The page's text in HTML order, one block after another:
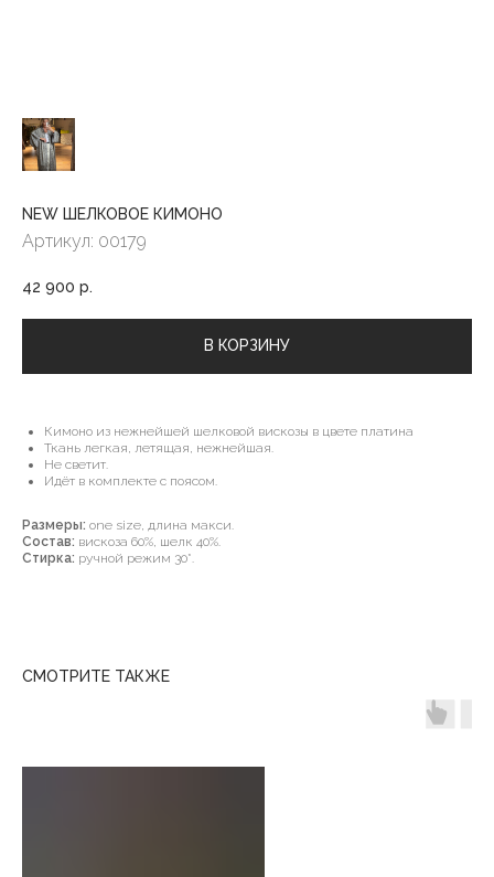
NEW ШЕЛКОВОЕ КИМОНО
Артикул: 00179
42 900 р.
В КОРЗИНУ
Кимоно из нежнейшей шелковой вискозы в цвете платина
Ткань легкая, летящая, нежнейшая.
Не светит.
Идёт в комплекте с поясом.
Размеры: one size, длина макси.
Состав: вискоза 60%, шелк 40%.
Стирка: ручной режим 30*.
СМОТРИТЕ ТАКЖЕ